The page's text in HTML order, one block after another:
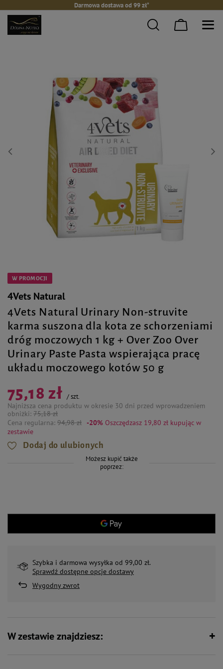
Darmowa dostawa od 99 zł*
W PROMOCJI
4Vets Natural
4Vets Natural Urinary Non-struvite
karma suszona dla kota ze schorzeniami
dróg moczowych 1 kg + Over Zoo Over
Urinary Paste Pasta wspierająca pracę
układu moczowego kotów 50 g
75,18 zł /szt.
Najniższa cena produktu w okresie 30 dni przed wprowadzeniem
obniżki: 75,18 zł
Cena regularna: 94,98 zł -20% Oszczędzasz 19,80 zł kupując w
zestawie
Dodaj do ulubionych
Możesz kupić także
poprzez:
Szybka i darmowa wysyłka od 99,00 zł.
Sprawdź dostępne opcje dostawy
Wygodny zwrot
W zestawie znajdziesz: